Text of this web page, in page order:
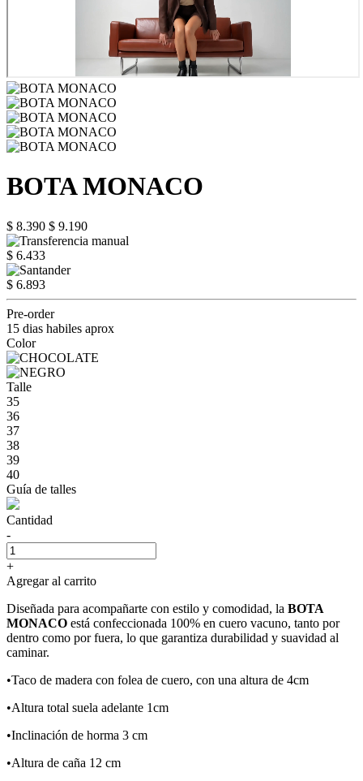
BOTA MONACO
$ 8.390 $ 9.190
$ 6.433
$ 6.893
Pre-order
15 dias habiles aprox
Color
Talle
35
36
37
38
39
40
Guía de talles
Cantidad
-
+
Agregar al carrito
Diseñada para acompañarte con estilo y comodidad, la BOTA
MONACO está confeccionada 100% en cuero vacuno, tanto por
dentro como por fuera, lo que garantiza durabilidad y suavidad al
caminar.
•Taco de madera con folea de cuero, con una altura de 4cm
•Altura total suela adelante 1cm
•Inclinación de horma 3 cm
•Altura de caña 12 cm